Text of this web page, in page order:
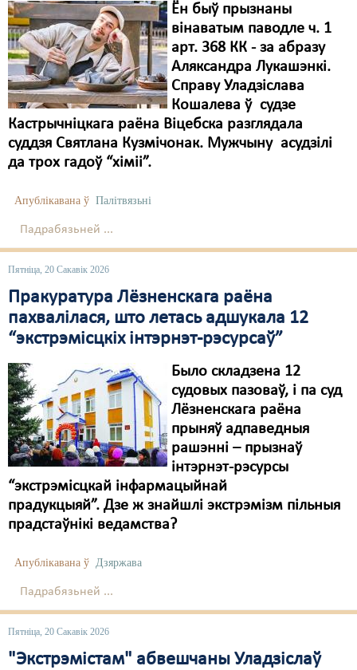
Ён быў прызнаны
вінаватым паводле ч. 1
арт. 368 КК - за абразу
Аляксандра Лукашэнкі.
Справу Уладзіслава
Кошалева ў судзе
Кастрычніцкага раёна Віцебска разглядала
суддзя Святлана Кузмічонак. Мужчыну асудзілі
да трох гадоў “хіміі”.
Апублікавана ў Палітвязьні
Падрабязьней ...
Пятніца, 20 Сакавік 2026
Пракуратура Лёзненскага раёна
пахвалілася, што летась адшукала 12
“экстрэмісцкіх інтэрнэт-рэсурсаў”
Было складзена 12
судовых пазоваў, і па суд
Лёзненскага раёна
прыняў адпаведныя
рашэнні – прызнаў
інтэрнэт-рэсурсы
“экстрэмісцкай інфармацыйнай
прадукцыяй”. Дзе ж знайшлі экстрэмізм пільныя
прадстаўнікі ведамства?
Апублікавана ў Дзяржава
Падрабязьней ...
Пятніца, 20 Сакавік 2026
"Экстрэмістам" абвешчаны Уладзіслаў